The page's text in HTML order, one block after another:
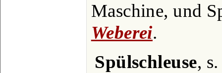
Maschine, und
Weberei.
Spülschleuse,